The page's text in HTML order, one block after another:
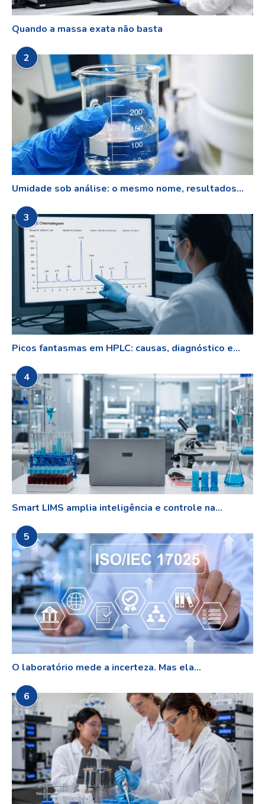
Quando a massa exata não basta
2
Umidade sob análise: o mesmo nome, resultados...
3
Picos fantasmas em HPLC: causas, diagnóstico e...
4
Smart LIMS amplia inteligência e controle na...
5
O laboratório mede a incerteza. Mas ela...
6